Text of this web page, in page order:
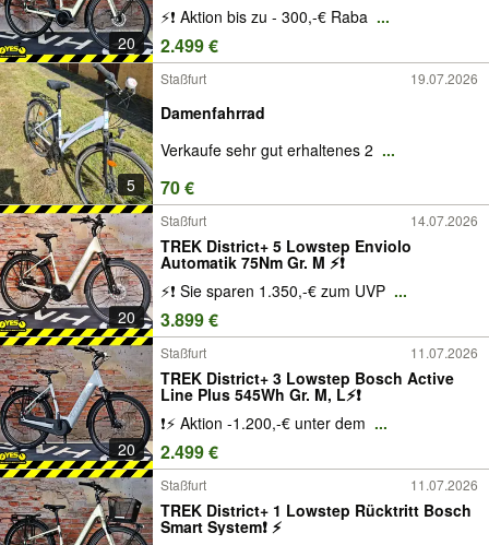
20
⚡❗ Aktion bis zu - 300,-€ Raba ...
2.499 €
5
Staßfurt 19.07.2026
Damenfahrrad
Verkaufe sehr gut erhaltenes 2 ...
70 €
20
Staßfurt 14.07.2026
TREK District+ 5 Lowstep Enviolo
Automatik 75Nm Gr. M ⚡❗
⚡❗ Sie sparen 1.350,-€ zum UVP ...
3.899 €
20
Staßfurt 11.07.2026
TREK District+ 3 Lowstep Bosch Active
Line Plus 545Wh Gr. M, L⚡❗
❗⚡ Aktion -1.200,-€ unter dem ...
2.499 €
Staßfurt 11.07.2026
TREK District+ 1 Lowstep Rücktritt Bosch
Smart System❗ ⚡